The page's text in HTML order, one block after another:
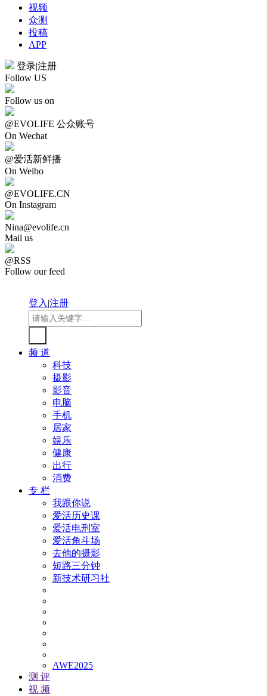
视频
众测
投稿
APP
登录|注册
Follow US
Follow us on
@EVOLIFE 公众账号
On Wechat
@爱活新鲜播
On Weibo
@EVOLIFE.CN
On Instagram
Nina@evolife.cn
Mail us
@RSS
Follow our feed
登入|注册
频 道
科技
摄影
影音
电脑
手机
居家
娱乐
健康
出行
消费
专 栏
我跟你说
爱活历史课
爱活电刑室
爱活角斗场
去他的摄影
短路三分钟
新技术研习社
AWE2025
测 评
视 频